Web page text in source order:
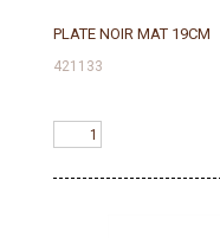
PLATE NOIR MAT 19CM
421133